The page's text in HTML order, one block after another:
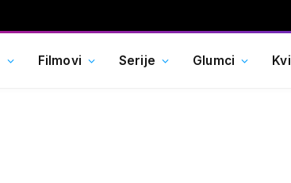
Filmovi Serije Glumci